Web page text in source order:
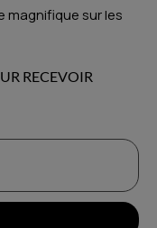
magnifique sur les
RECEVOIR